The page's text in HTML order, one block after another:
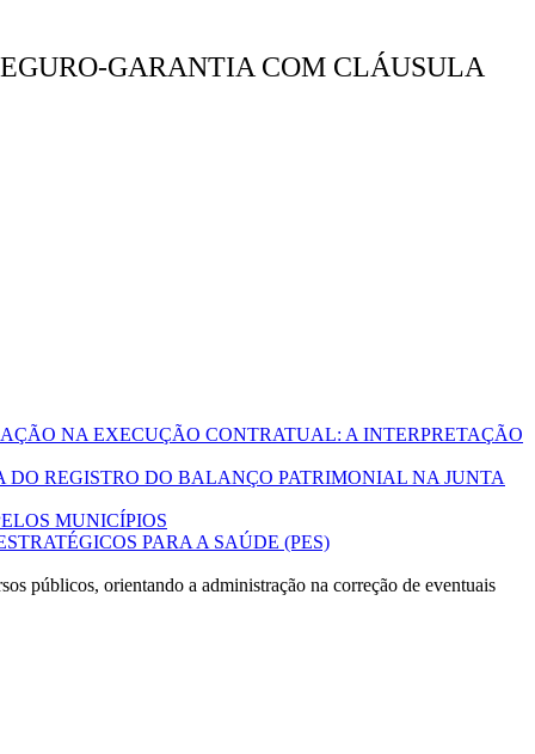
GARANTIA COM CLÁUSULA
NA EXECUÇÃO CONTRATUAL: A INTERPRETAÇÃO
DO REGISTRO DO BALANÇO PATRIMONIAL NA JUNTA
MUNICÍPIOS
PARA A SAÚDE (PES)
públicos, orientando a administração na correção de eventuais